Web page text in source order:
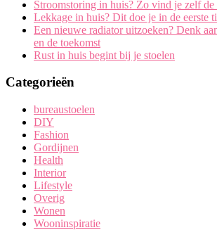
Stroomstoring in huis? Zo vind je zelf de
Lekkage in huis? Dit doe je in de eerste
Een nieuwe radiator uitzoeken? Denk
en de toekomst
Rust in huis begint bij je stoelen
Categorieën
bureaustoelen
DIY
Fashion
Gordijnen
Health
Interior
Lifestyle
Overig
Wonen
Wooninspiratie